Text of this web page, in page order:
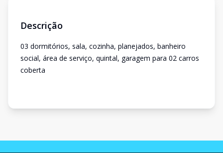
Descrição
03 dormitórios, sala, cozinha, planejados, banheiro
social, área de serviço, quintal, garagem para 02 carros
coberta